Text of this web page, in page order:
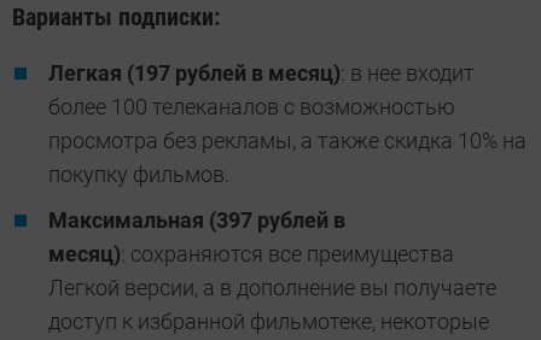
Варианты подписки:
Легкая (197 рублей в месяц): в нее входит
более 100 телеканалов с возможностью
просмотра без рекламы, а также скидка 10% на
покупку фильмов.
Максимальная (397 рублей в
месяц): сохраняются все преимущества
Легкой версии, а в дополнение вы получаете
доступ к избранной фильмотеке, некоторые